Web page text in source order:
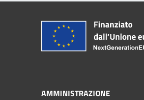
AMMINISTRAZIONE